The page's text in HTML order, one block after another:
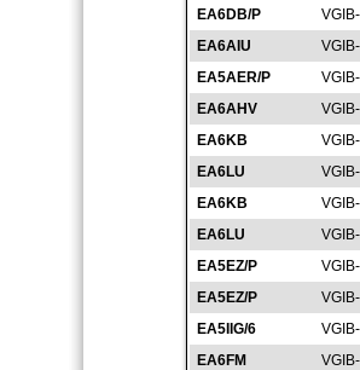
EA6DB/P
EA6AIU
EA5AER/P
EA6AHV
EA6KB
EA6LU
EA6KB
EA6LU
EA5EZ/P
EA5EZ/P
EA5IIG/6
EA6FM